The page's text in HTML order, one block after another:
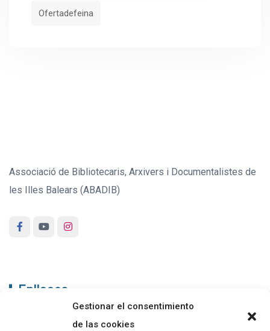
Gestionar el consentimiento
de las cookies
Ofertadefeina
Associació de Bibliotecaris, Arxivers i Documentalistes de
les Illes Balears (ABADIB)
Enllaços